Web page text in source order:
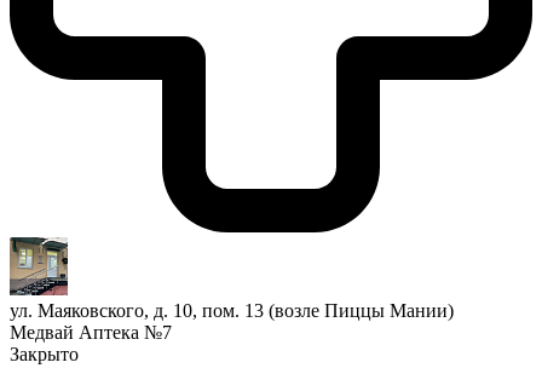
ул. Маяковского, д. 10, пом. 13 (возле Пиццы Мании)
Медвай Аптека №7
Закрыто